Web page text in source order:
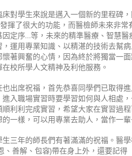
對學生來說是邁入一個新的里程碑
揮了很大的功能，而醫檢師未來非常
因定序…等，未來的精準醫療、智慧
運用專業知識、以精湛的技術去幫
著興奮的心情，因為終於將獨當一
校所學人文精神及利他服務。
出席祝福，首先恭喜同學們已取得
入職場實習時要學習如何與人相處
利利完成實習，希望大家在實習過
一樣，可以用專業去助人，當作一
三年的師長們有著滿滿的祝福。醫
、善解、包容)帶在身上外，還要記得